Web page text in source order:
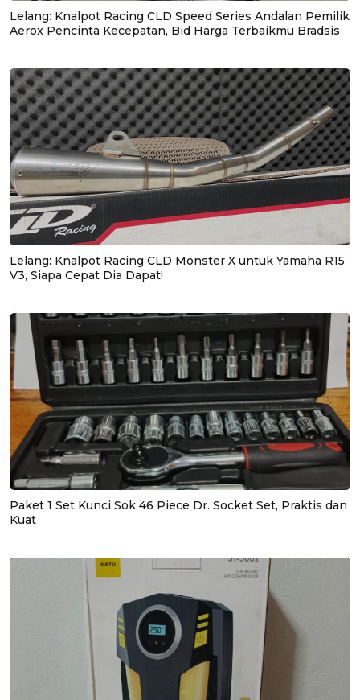
Lelang: Knalpot Racing CLD Speed Series Andalan Pemilik
Aerox Pencinta Kecepatan, Bid Harga Terbaikmu Bradsis
Lelang: Knalpot Racing CLD Monster X untuk Yamaha R15
V3, Siapa Cepat Dia Dapat!
Paket 1 Set Kunci Sok 46 Piece Dr. Socket Set, Praktis dan
Kuat